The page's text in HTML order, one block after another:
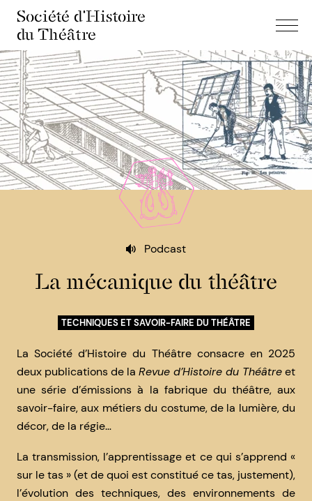
Société d'Histoire
du Théâtre
Podcast
La mécanique du théâtre
TECHNIQUES ET SAVOIR-FAIRE DU THÉÂTRE
La Société d’Histoire du Théâtre consacre en 2025
deux publications de la Revue d’Histoire du Théâtreet
une série d’émissions à la fabrique du théâtre, aux
savoir-faire, aux métiers du costume, de la lumière, du
décor, de la régie…
La transmission, l’apprentissage et ce qui s’apprend «
sur le tas » (et de quoi est constitué ce tas, justement),
l’évolution des techniques, des environnements de